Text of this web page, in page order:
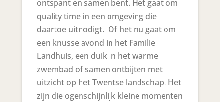
ontspant en samen bent. Het gaat om
quality time in een omgeving die
daartoe uitnodigt. Of het nu gaat om
een knusse avond in het Familie
Landhuis, een duik in het warme
zwembad of samen ontbijten met
uitzicht op het Twentse landschap. Het
zijn die ogenschijnlijk kleine momenten